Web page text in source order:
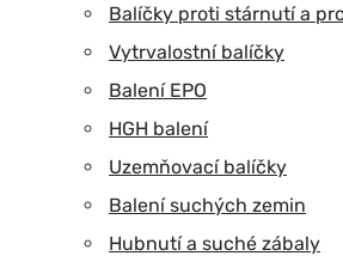
Balíčky proti stárnutí a
Vytrvalostní balíčky
Balení EPO
HGH balení
Uzemňovací balíčky
Balení suchých zemin
Hubnutí a suché zábaly